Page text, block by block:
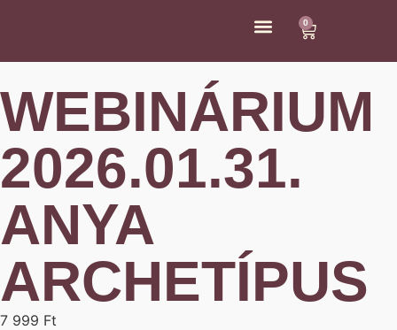
0
WEBINÁRIUM
2026.01.31.
ANYA
ARCHETÍPUS
7 999 Ft